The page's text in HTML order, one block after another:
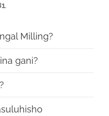
.
Milling?
gani?